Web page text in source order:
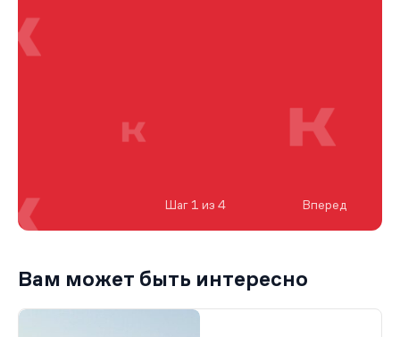
Шаг 1 из 4 Вперед
Вам может быть интересно